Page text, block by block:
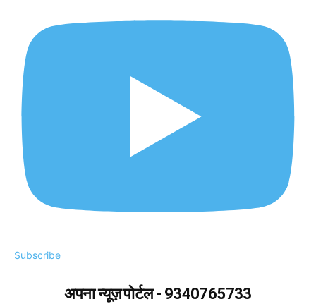
Subscribe
अपना न्यूज़ पोर्टल - 9340765733